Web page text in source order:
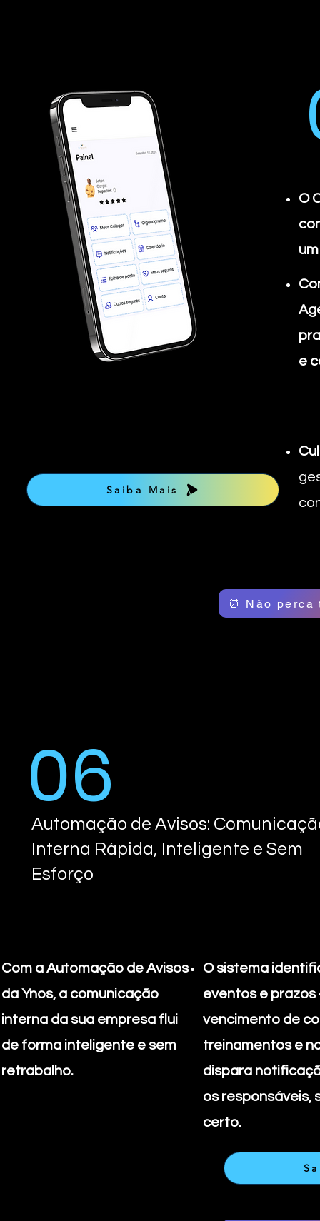
O
e
Saiba Mais
⏰ Não
06
Automação de Avisos:
Interna Rápida, Inteligente e Sem
Esforço
Com a Automação de Avisos
da Ynos, a comunicação
interna da sua empresa flui
de forma inteligente e sem
retrabalho.
O sistema
eventos e prazos
vencimento de
treinamentos e
dispara
os responsáveis,
certo.